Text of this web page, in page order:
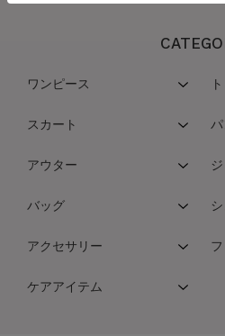
ワンピース
スカート
アウター
バッグ
アクセサリー
ケアアイテム